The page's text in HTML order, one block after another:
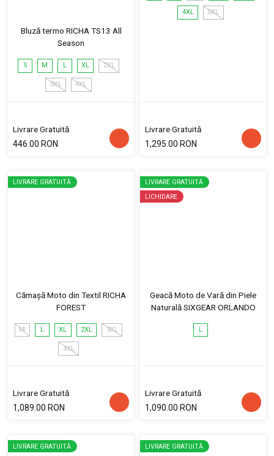
Bluză termo RICHA TS13 All
Season
S M L XL 2XL
3XL 4XL
Livrare Gratuită
446.00 RON
4XL 5XL
Livrare Gratuită
1,295.00 RON
LIVRARE GRATUITĂ
Cămașă Moto din Textil RICHA
FOREST
M L XL 2XL 3XL
4XL
Livrare Gratuită
1,089.00 RON
LIVRARE GRATUITĂ
LICHIDARE
Geacă Moto de Vară din Piele
Naturală SIXGEAR ORLANDO
L
Livrare Gratuită
1,090.00 RON
LIVRARE GRATUITĂ LIVRARE GRATUITĂ